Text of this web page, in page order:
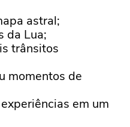
astral;
da Lua;
trânsitos
momentos de
em um